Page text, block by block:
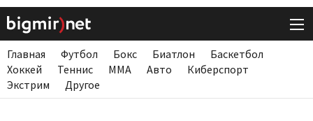
Главная Футбол Бокс Биатлон
Баскетбол
Хоккей
Теннис ММА Авто
Киберспорт
Экстрим
Другое